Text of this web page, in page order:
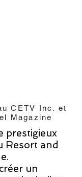
CETV Inc. et
Magazine
prestigieux
Resort and
un